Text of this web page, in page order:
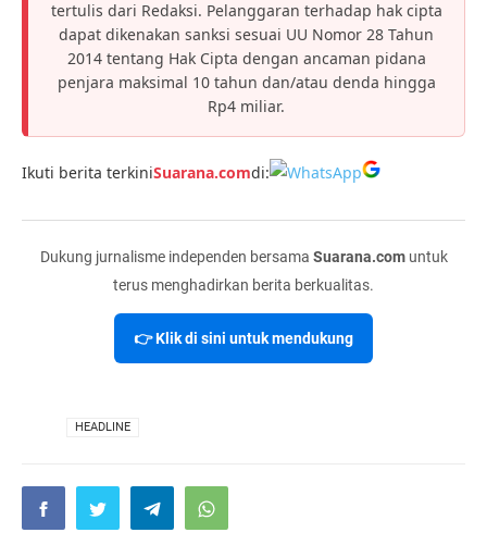
tertulis dari Redaksi. Pelanggaran terhadap hak cipta
dapat dikenakan sanksi sesuai UU Nomor 28 Tahun
2014 tentang Hak Cipta dengan ancaman pidana
penjara maksimal 10 tahun dan/atau denda hingga
Rp4 miliar.
Ikuti berita terkiniSuarana.comdi:
Dukung jurnalisme independen bersama Suarana.comuntuk
terus menghadirkan berita berkualitas.
👉 Klik di sini untuk mendukung
HEADLINE